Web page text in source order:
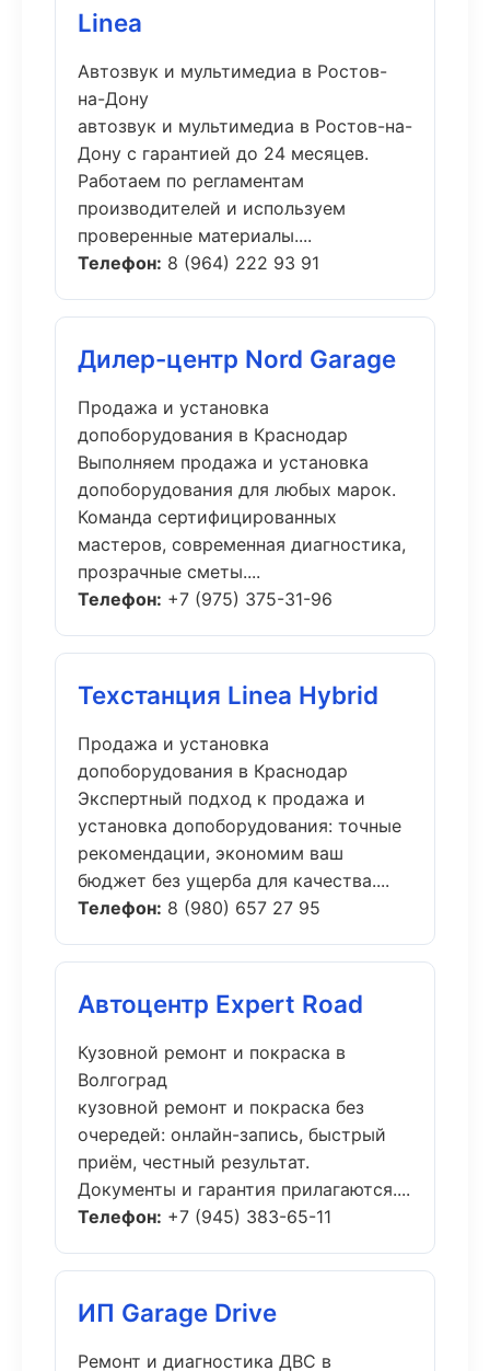
Linea
Автозвук и мультимедиа в Ростов-
на-Дону
автозвук и мультимедиа в Ростов-на-
Дону с гарантией до 24 месяцев.
Работаем по регламентам
производителей и используем
проверенные материалы....
Телефон: 8 (964) 222 93 91
Дилер-центр Nord Garage
Продажа и установка
допоборудования в Краснодар
Выполняем продажа и установка
допоборудования для любых марок.
Команда сертифицированных
мастеров, современная диагностика,
прозрачные сметы....
Телефон: +7 (975) 375-31-96
Техстанция Linea Hybrid
Продажа и установка
допоборудования в Краснодар
Экспертный подход к продажа и
установка допоборудования: точные
рекомендации, экономим ваш
бюджет без ущерба для качества....
Телефон: 8 (980) 657 27 95
Автоцентр Expert Road
Кузовной ремонт и покраска в
Волгоград
кузовной ремонт и покраска без
очередей: онлайн-запись, быстрый
приём, честный результат.
Документы и гарантия прилагаются....
Телефон: +7 (945) 383-65-11
ИП Garage Drive
Ремонт и диагностика ДВС в